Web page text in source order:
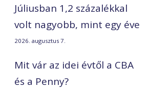
Júliusban 1,2 százalékkal
volt nagyobb, mint egy éve
2026. augusztus 7.
Mit vár az idei évtől a CBA
és a Penny?